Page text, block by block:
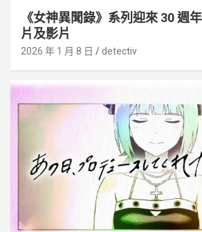
《女神異聞錄》系列迎來 30 週
片及影片
2026 年 1 月 8 日 detectiv